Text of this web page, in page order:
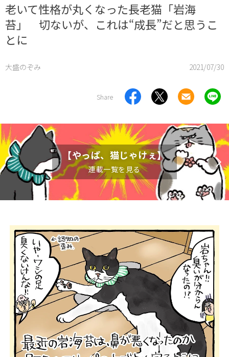
老いて性格が丸くなった長老猫「岩海
苔」 切ないが、これは“成長”だと思うこ
とに
大盛のぞみ 2021/07/30
Share
【やっぱ、猫じゃけぇ】
連載一覧を見る